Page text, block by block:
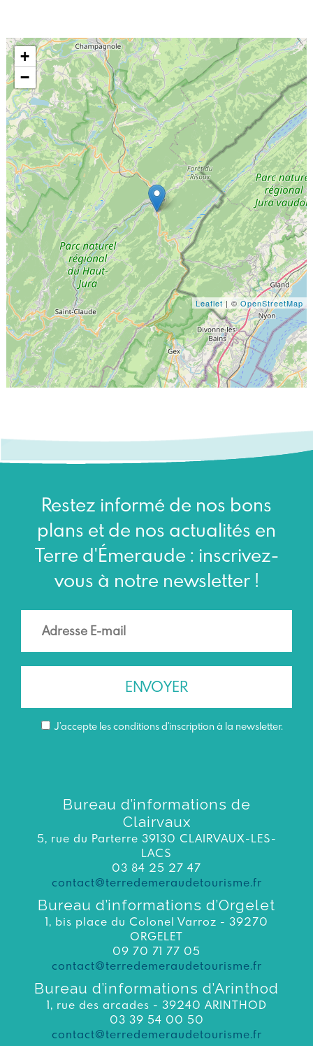
+
−
Leaflet | ©OpenStreetMap
Restez informé de nos bons
plans et de nos actualités en
Terre d'Émeraude : inscrivez-
vous à notre newsletter !
J’accepte les conditions d'inscription à la newsletter.
Bureau d’informations de
Clairvaux
5, rue du Parterre 39130 CLAIRVAUX-LES-
LACS
03 84 25 27 47
contact@terredemeraudetourisme.fr
Bureau d’informations d’Orgelet
1, bis place du Colonel Varroz - 39270
ORGELET
09 70 71 77 05
contact@terredemeraudetourisme.fr
Bureau d’informations d’Arinthod
1, rue des arcades - 39240 ARINTHOD
03 39 54 00 50
contact@terredemeraudetourisme.fr